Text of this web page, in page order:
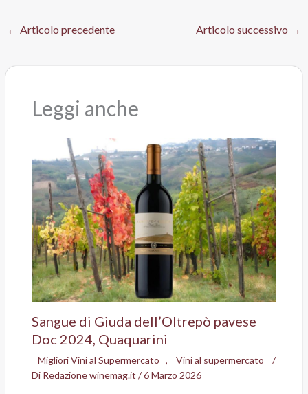
← Articolo precedente Articolo successivo →
Leggi anche
Sangue di Giuda dell’Oltrepò pavese
Doc 2024, Quaquarini
Migliori Vini al Supermercato , Vini al supermercato
/
Di Redazione winemag.it /6 Marzo 2026